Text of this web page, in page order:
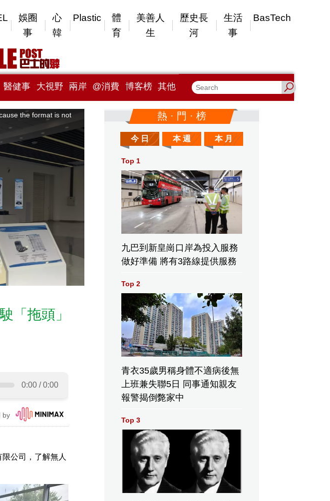
娛圈
事
心
韓
Plastic
體
育
美善人
生
歷史長
河
生活
事
BasTech
醫健事 大視野 兩岸 @消費 博客榜 其他
the format is not
「拖頭」
公司，了解無人
熱 · 門 · 榜
今 日 本 週 本 月
Top 1
九巴到新皇崗口岸為投入服務
做好準備 將有3路線提供服務
Top 2
青衣35歲男稱身體不適病後無
上班兼失聯5日 同事通知親友
報警揭倒斃家中
Top 3